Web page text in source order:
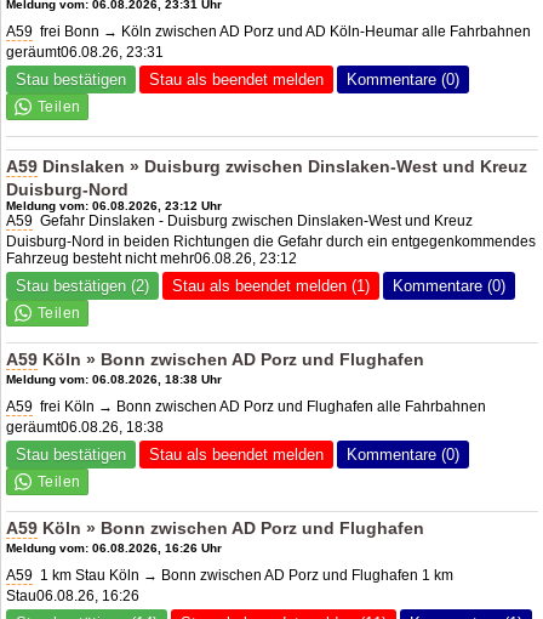
Meldung vom: 06.08.2026, 23:31 Uhr
A59 frei Bonn → Köln zwischenAD Porz und AD Köln-Heumar alle Fahrbahnen
geräumt06.08.26, 23:31
Stau bestätigen Stau als beendet melden Kommentare (0)
A59 Dinslaken » Duisburg zwischen Dinslaken-West und Kreuz
Duisburg-Nord
Meldung vom: 06.08.2026, 23:12 Uhr
A59 Gefahr Dinslaken - Duisburg zwischen Dinslaken-West und Kreuz
Duisburg-Nord in beiden Richtungen die Gefahr durch ein entgegenkommendes
Fahrzeug besteht nicht mehr06.08.26, 23:12
Stau bestätigen (2) Stau als beendet melden (1) Kommentare (0)
A59 Köln » Bonn zwischenAD Porz und Flughafen
Meldung vom: 06.08.2026, 18:38 Uhr
A59 frei Köln → Bonn zwischenAD Porz und Flughafen alle Fahrbahnen
geräumt06.08.26, 18:38
Stau bestätigen Stau als beendet melden Kommentare (0)
A59 Köln » Bonn zwischenAD Porz und Flughafen
Meldung vom: 06.08.2026, 16:26 Uhr
A59 1 km Stau Köln → Bonn zwischenAD Porz und Flughafen 1 km
Stau06.08.26, 16:26